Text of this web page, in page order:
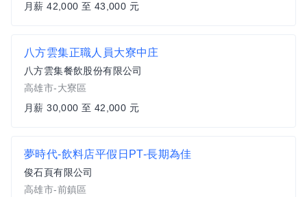
月薪 42,000 至 43,000 元
八方雲集正職人員大寮中庄
八方雲集餐飲股份有限公司
高雄市-大寮區
月薪 30,000 至 42,000 元
夢時代-飲料店平假日PT-長期為佳
俊石頁有限公司
高雄市-前鎮區